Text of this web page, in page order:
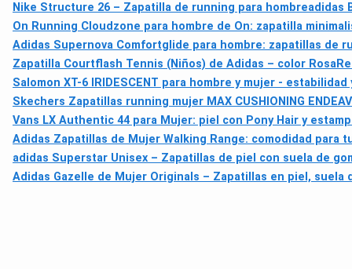
Nike Structure 26 – Zapatilla de running para hombreadidas
On Running Cloudzone para hombre de On: zapatilla
Adidas Supernova Comfortglide para hombre: zapatillas de
Zapatilla Courtflash Tennis (Niños) de Adidas – color Rosa
Salomon XT-6 IRIDESCENT para hombre y mujer -
Skechers Zapatillas running mujer MAX CUSHIONING
Vans LX Authentic 44 para Mujer: piel con Pony Hair y
Adidas Zapatillas de Mujer Walking Range: comodidad para
adidas Superstar Unisex – Zapatillas de piel con suela de
Adidas Gazelle de Mujer Originals – Zapatillas en piel, suela